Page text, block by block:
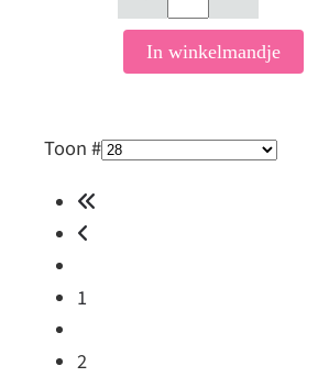
In winkelmandje
Toon #
1
2